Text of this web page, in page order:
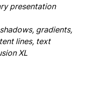
presentation
gradients,
lines, text
XL